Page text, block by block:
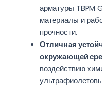
арматуры TBPM
материалы и
прочности.
Отличная
окружающей
воздействию